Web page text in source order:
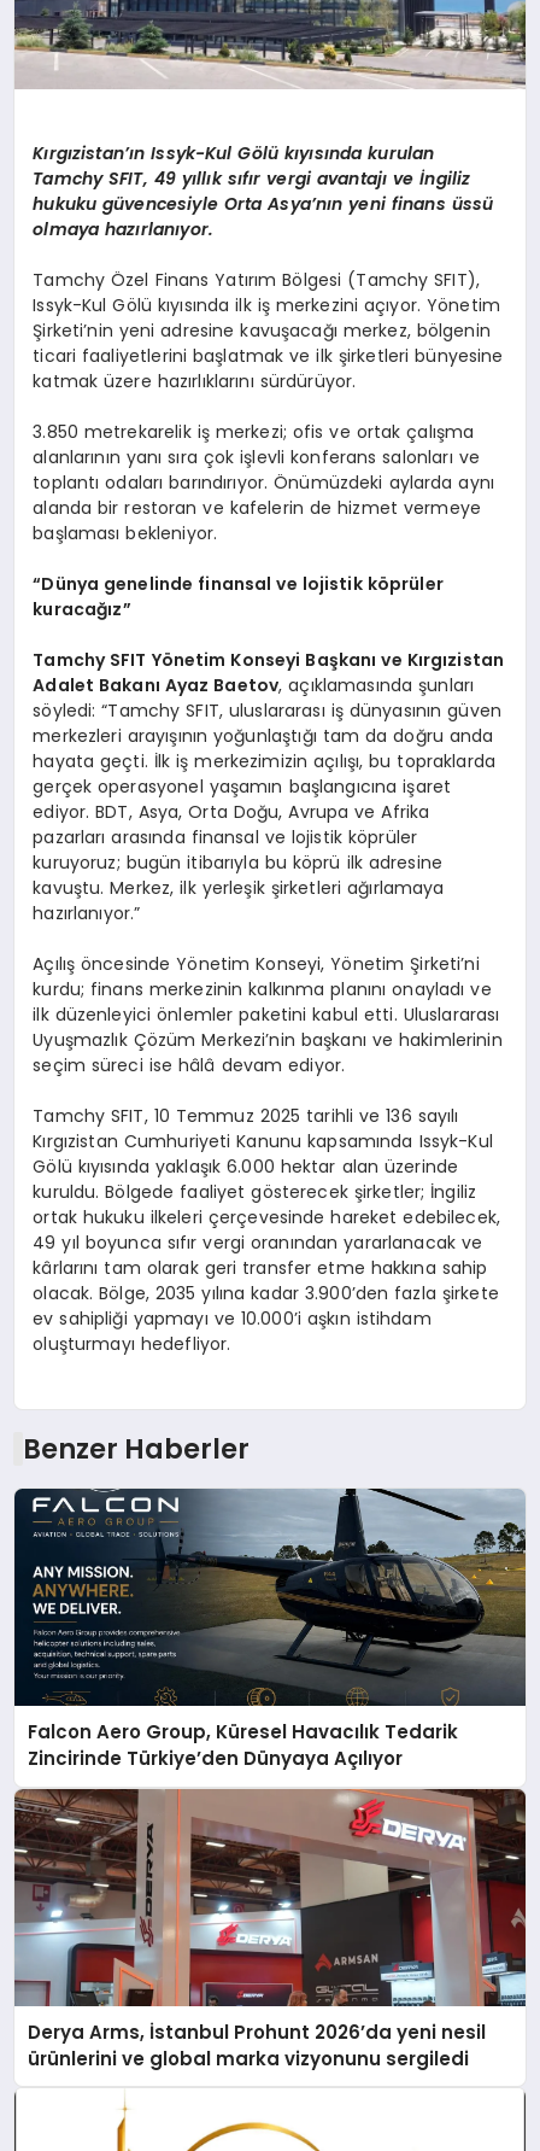
Kırgızistan’ın Issyk-Kul Gölü kıyısında kurulan
Tamchy SFIT, 49 yıllık sıfır vergi avantajı ve İngiliz
hukuku güvencesiyle Orta Asya’nın yeni finans üssü
olmaya hazırlanıyor.
Tamchy Özel Finans Yatırım Bölgesi (Tamchy SFIT),
Issyk-Kul Gölü kıyısında ilk iş merkezini açıyor. Yönetim
Şirketi’nin yeni adresine kavuşacağı merkez, bölgenin
ticari faaliyetlerini başlatmak ve ilk şirketleri bünyesine
katmak üzere hazırlıklarını sürdürüyor.
3.850 metrekarelik iş merkezi; ofis ve ortak çalışma
alanlarının yanı sıra çok işlevli konferans salonları ve
toplantı odaları barındırıyor. Önümüzdeki aylarda aynı
alanda bir restoran ve kafelerin de hizmet vermeye
başlaması bekleniyor.
“Dünya genelinde finansal ve lojistik köprüler
kuracağız”
Tamchy SFIT Yönetim Konseyi Başkanı ve Kırgızistan
Adalet Bakanı Ayaz Baetov, açıklamasında şunları
söyledi: “Tamchy SFIT, uluslararası iş dünyasının güven
merkezleri arayışının yoğunlaştığı tam da doğru anda
hayata geçti. İlk iş merkezimizin açılışı, bu topraklarda
gerçek operasyonel yaşamın başlangıcına işaret
ediyor. BDT, Asya, Orta Doğu, Avrupa ve Afrika
pazarları arasında finansal ve lojistik köprüler
kuruyoruz; bugün itibarıyla bu köprü ilk adresine
kavuştu. Merkez, ilk yerleşik şirketleri ağırlamaya
hazırlanıyor.”
Açılış öncesinde Yönetim Konseyi, Yönetim Şirketi’ni
kurdu; finans merkezinin kalkınma planını onayladı ve
ilk düzenleyici önlemler paketini kabul etti. Uluslararası
Uyuşmazlık Çözüm Merkezi’nin başkanı ve hakimlerinin
seçim süreci ise hâlâ devam ediyor.
Tamchy SFIT, 10 Temmuz 2025 tarihli ve 136 sayılı
Kırgızistan Cumhuriyeti Kanunu kapsamında Issyk-Kul
Gölü kıyısında yaklaşık 6.000 hektar alan üzerinde
kuruldu. Bölgede faaliyet gösterecek şirketler; İngiliz
ortak hukuku ilkeleri çerçevesinde hareket edebilecek,
49 yıl boyunca sıfır vergi oranından yararlanacak ve
kârlarını tam olarak geri transfer etme hakkına sahip
olacak. Bölge, 2035 yılına kadar 3.900’den fazla şirkete
ev sahipliği yapmayı ve 10.000’i aşkın istihdam
oluşturmayı hedefliyor.
Benzer Haberler
Falcon Aero Group, Küresel Havacılık Tedarik
Zincirinde Türkiye’den Dünyaya Açılıyor
Derya Arms, İstanbul Prohunt 2026’da yeni nesil
ürünlerini ve global marka vizyonunu sergiledi